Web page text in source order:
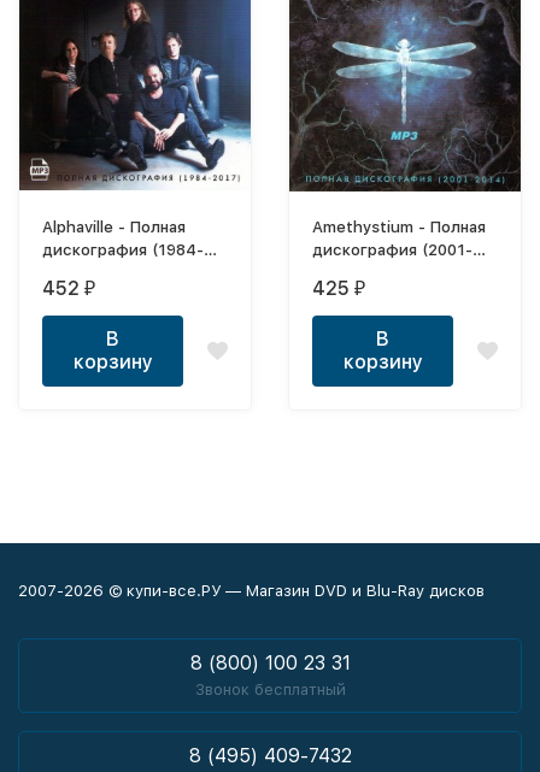
Alphaville - Полная
дискография (1984-
452 ₽
В
корзину
Amethystium - Полная
дискография (2001-
Age)
425 ₽
В
корзину
2007-2026 © купи-все.РУ — Магазин DVD и Blu-Ray дисков
8 (800) 100 23 31
Звонок бесплатный
8 (495) 409-7432